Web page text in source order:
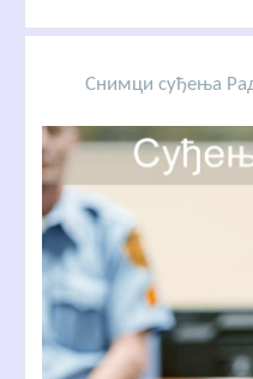
Снимци суђења